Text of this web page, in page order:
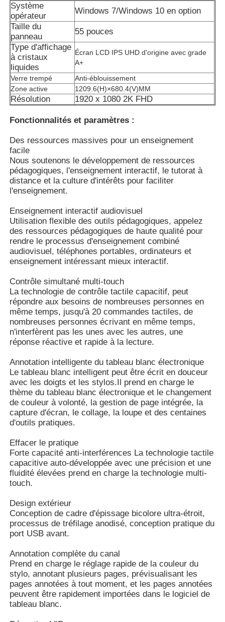
Aperçu
Vidéos
Visite d'usine
Contrôle de la qualité
Contact
Demande de soumission
Tableau noir interactif de Digital
Tableau blanc interactif d'éducation
Tableau noir nano intelligent
Affichage interactif de lieu de réunion
Conseil futé interactif de Digital
Signalisation numérique verticale
Plancher tenant le kiosque interactif
écran plat interactif
Système
opérateur
Windows 7/Windows 10 en option
Taille du
panneau
55 pouces
Type d'affichage
à cristaux
liquides
Écran LCD IPS UHD d'origine avec grade
A+
Verre trempé
Anti-éblouissement
Zone active
1209.6(H)×680.4(V)MM
Résolution 1920 x 1080 2K FHD
Fonctionnalités et paramètres :
Des ressources massives pour un enseignement
facile
Nous soutenons le développement de ressources
pédagogiques, l'enseignement interactif, le tutorat à
distance et la culture d'intérêts pour faciliter
l'enseignement.
Enseignement interactif audiovisuel
Utilisation flexible des outils pédagogiques, appelez
des ressources pédagogiques de haute qualité pour
rendre le processus d'enseignement combiné
audiovisuel, téléphones portables, ordinateurs et
enseignement intéressant mieux interactif.
Contrôle simultané multi-touch
La technologie de contrôle tactile capacitif, peut
répondre aux besoins de nombreuses personnes en
même temps, jusqu'à 20 commandes tactiles, de
nombreuses personnes écrivant en même temps,
n'interfèrent pas les unes avec les autres, une
réponse réactive et rapide à la lecture.
Annotation intelligente du tableau blanc électronique
Le tableau blanc intelligent peut être écrit en douceur
avec les doigts et les stylos.Il prend en charge le
thème du tableau blanc électronique et le changement
de couleur à volonté, la gestion de page intégrée, la
capture d'écran, le collage, la loupe et des centaines
d'outils pratiques.
Effacer le pratique
Forte capacité anti-interférences La technologie tactile
capacitive auto-développée avec une précision et une
fluidité élevées prend en charge la technologie multi-
touch.
Design extérieur
Conception de cadre d'épissage bicolore ultra-étroit,
processus de tréfilage anodisé, conception pratique du
port USB avant.
Annotation complète du canal
Prend en charge le réglage rapide de la couleur du
stylo, annotant plusieurs pages, prévisualisant les
pages annotées à tout moment, et les pages annotées
peuvent être rapidement importées dans le logiciel de
tableau blanc.